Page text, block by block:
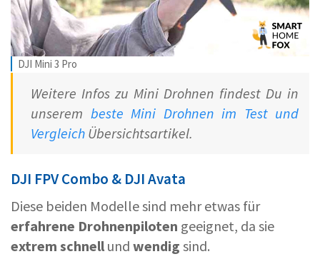
DJI Mini 3 Pro
Weitere Infos zu Mini Drohnen findest Du in
unserem beste Mini Drohnen im Test und
Vergleich Übersichtsartikel.
DJI FPV Combo & DJI Avata
Diese beiden Modelle sind mehr etwas für
erfahrene Drohnenpiloten geeignet, da sie
extrem schnell und wendig sind.